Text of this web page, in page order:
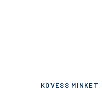
KÖVESS MINKET